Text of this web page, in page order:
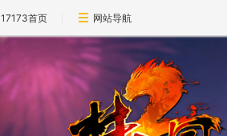
17173首页 网站导航